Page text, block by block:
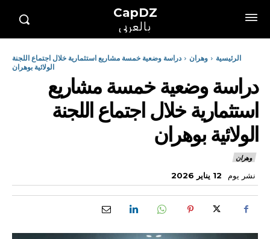
CapDZ
بالعربي
الرئيسية وهران
دراسة وضعية خمسة مشاريع استثمارية خلال اجتماع اللجنة
الولائية بوهران
دراسة وضعية خمسة مشاريع
استثمارية خلال اجتماع اللجنة
الولائية بوهران
وهران
نشر يوم 12 يناير 2026